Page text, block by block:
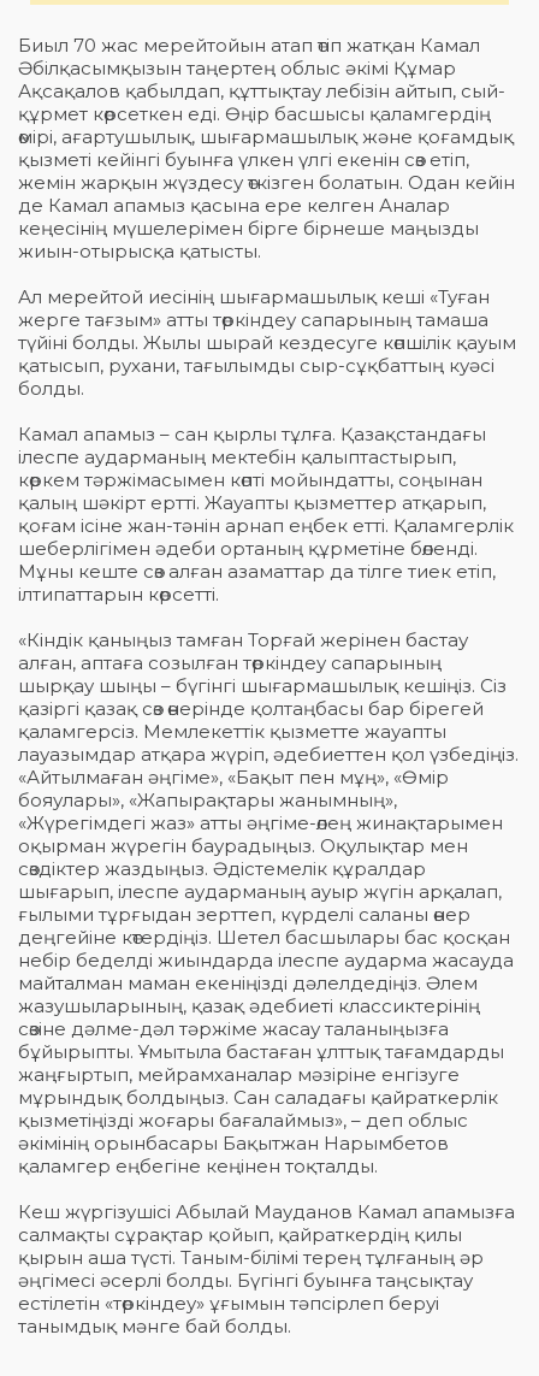
Биыл 70 жас мерейтойын атап өтіп жатқан Камал
Әбілқасымқызын таңертең облыс әкімі Құмар
Ақсақалов қабылдап, құттықтау лебізін айтып, сый-
құрмет көрсеткен еді. Өңір басшысы қаламгердің
өмірі, ағартушылық, шығармашылық және қоғамдық
қызметі кейінгі буынға үлкен үлгі екенін сөз етіп,
жемін жарқын жүздесу өткізген болатын. Одан кейін
де Камал апамыз қасына ере келген Аналар
кеңесінің мүшелерімен бірге бірнеше маңызды
жиын-отырысқа қатысты.
Ал мерейтой иесінің шығармашылық кеші «Туған
жерге тағзым» атты төркіндеу сапарының тамаша
түйіні болды. Жылы шырай кездесуге көпшілік қауым
қатысып, рухани, тағылымды сыр-сұқбаттың куәсі
болды.
Камал апамыз – сан қырлы тұлға. Қазақстандағы
ілеспе аударманың мектебін қалыптастырып,
көркем тәржімасымен көпті мойындатты, соңынан
қалың шәкірт ертті. Жауапты қызметтер атқарып,
қоғам ісіне жан-тәнін арнап еңбек етті. Қаламгерлік
шеберлігімен әдеби ортаның құрметіне бөленді.
Мұны кеште сөз алған азаматтар да тілге тиек етіп,
ілтипаттарын көрсетті.
«Кіндік қаныңыз тамған Торғай жерінен бастау
алған, аптаға созылған төркіндеу сапарының
шырқау шыңы – бүгінгі шығармашылық кешіңіз. Сіз
қазіргі қазақ сөз өнерінде қолтаңбасы бар бірегей
қаламгерсіз. Мемлекеттік қызметте жауапты
лауазымдар атқара жүріп, әдебиеттен қол үзбедіңіз.
«Айтылмаған әңгіме», «Бақыт пен мұң», «Өмір
бояулары», «Жапырақтары жанымның»,
«Жүрегімдегі жаз» атты әңгіме-өлең жинақтарымен
оқырман жүрегін баурадыңыз. Оқулықтар мен
сөздіктер жаздыңыз. Әдістемелік құралдар
шығарып, ілеспе аударманың ауыр жүгін арқалап,
ғылыми тұрғыдан зерттеп, күрделі саланы өнер
деңгейіне көтердіңіз. Шетел басшылары бас қосқан
небір беделді жиындарда ілеспе аударма жасауда
майталман маман екеніңізді дәлелдедіңіз. Әлем
жазушыларының, қазақ әдебиеті классиктерінің
сөзіне дәлме-дәл тәржіме жасау таланыңызға
бұйырыпты. Ұмытыла бастаған ұлттық тағамдарды
жаңғыртып, мейрамханалар мәзіріне енгізуге
мұрындық болдыңыз. Сан саладағы қайраткерлік
қызметіңізді жоғары бағалаймыз», – деп облыс
әкімінің орынбасары Бақытжан Нарымбетов
қаламгер еңбегіне кеңінен тоқталды.
Кеш жүргізушісі Абылай Мауданов Камал апамызға
салмақты сұрақтар қойып, қайраткердің қилы
қырын аша түсті. Таным-білімі терең тұлғаның әр
әңгімесі әсерлі болды. Бүгінгі буынға таңсықтау
естілетін «төркіндеу» ұғымын тәпсірлеп беруі
танымдық мәнге бай болды.